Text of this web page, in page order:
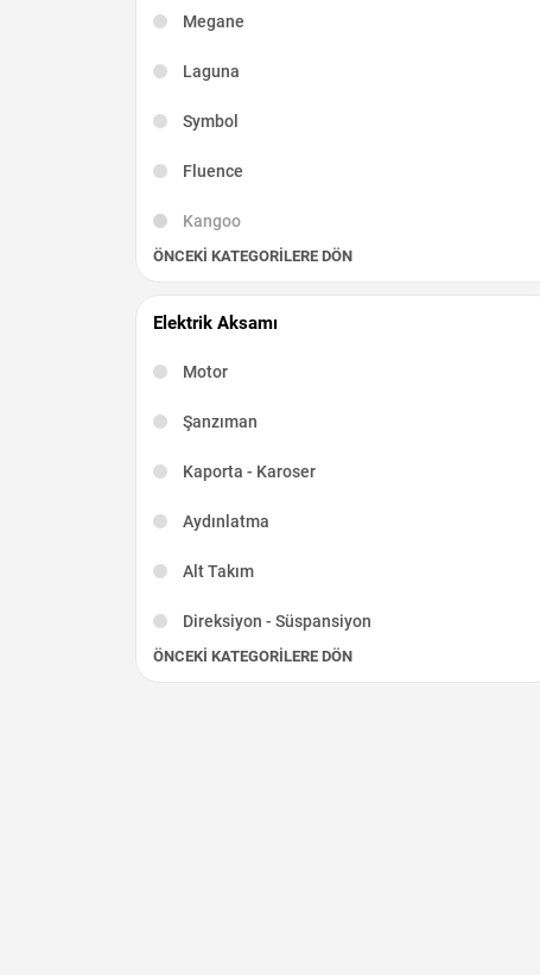
Megane
Laguna
Symbol
Fluence
Kangoo
Scenic
R19
Kadjar
Talisman
Latitude
Taliant
ÖNCEKI KATEGORILERE DÖN
Elektrik Aksamı
Motor
Şanzıman
Kaporta - Karoser
Aydınlatma
Alt Takım
Direksiyon - Süspansiyon
ÖNCEKI KATEGORILERE DÖN